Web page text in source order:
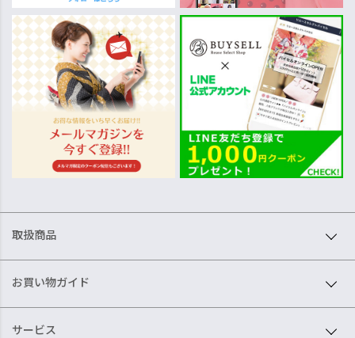
取扱商品
お買い物ガイド
サービス